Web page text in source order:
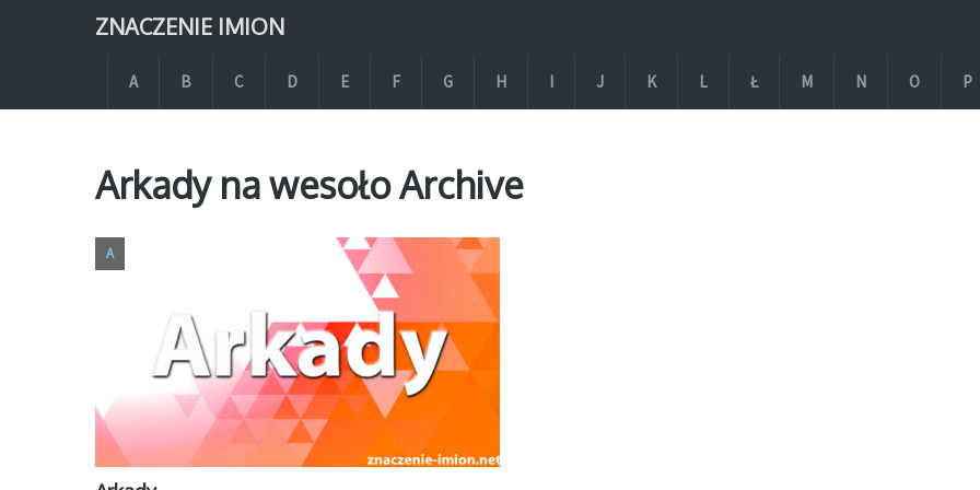
ZNACZENIE IMION
A B C D E F G H I J K L Ł M N O P
Arkady na wesoło Archive
A